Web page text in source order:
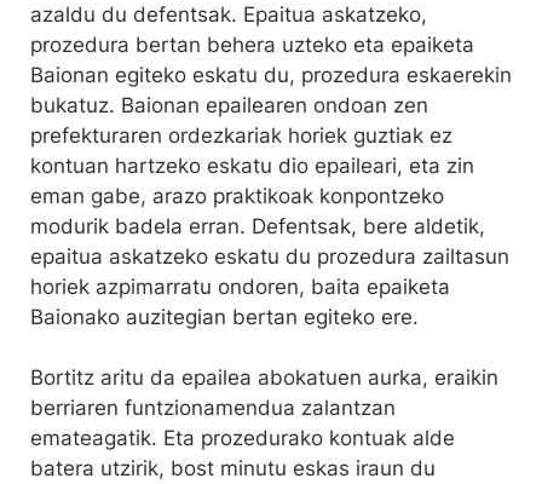
azaldu du defentsak. Epaitua askatzeko,
prozedura bertan behera uzteko eta epaiketa
Baionan egiteko eskatu du, prozedura eskaerekin
bukatuz. Baionan epailearen ondoan zen
prefekturaren ordezkariak horiek guztiak ez
kontuan hartzeko eskatu dio epaileari, eta zin
eman gabe, arazo praktikoak konpontzeko
modurik badela erran. Defentsak, bere aldetik,
epaitua askatzeko eskatu du prozedura zailtasun
horiek azpimarratu ondoren, baita epaiketa
Baionako auzitegian bertan egiteko ere.
Bortitz aritu da epailea abokatuen aurka, eraikin
berriaren funtzionamendua zalantzan
emateagatik. Eta prozedurako kontuak alde
batera utzirik, bost minutu eskas iraun du